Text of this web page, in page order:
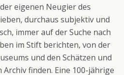
eigenen Neugier des
durchaus subjektiv und
immer auf der Suche nach
im Stift berichten, von der
und den Schätzen und
finden. Eine 100-jährige